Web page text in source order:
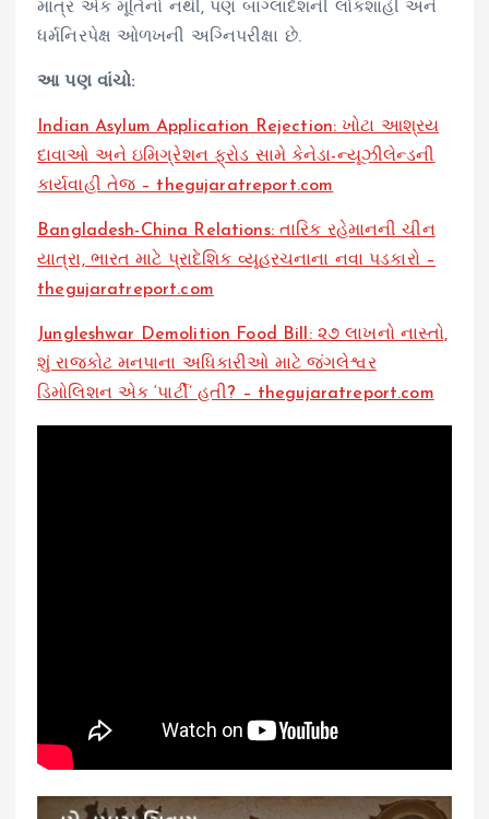
માત્ર એક મૂર્તિનો નથી, પણ બાંગ્લાદેશની લોકશાહી અને
ધર્મનિરપેક્ષ ઓળખની અગ્નિપરીક્ષા છે.
આ પણ વાંચો:
Indian Asylum Application Rejection: ખોટા આશ્રય
દાવાઓ અને ઇમિગ્રેશન ફ્રોડ સામે કેનેડા-ન્યૂઝીલેન્ડની
કાર્યવાહી તેજ – thegujaratreport.com
Bangladesh-China Relations: તારિક રહેમાનની ચીન
યાત્રા, ભારત માટે પ્રાદેશિક વ્યૂહરચનાના નવા પડકારો –
thegujaratreport.com
Jungleshwar Demolition Food Bill: ૨૭ લાખનો નાસ્તો,
શું રાજકોટ મનપાના અધિકારીઓ માટે જંગલેશ્વર
ડિમોલિશન એક ‘પાર્ટી’ હતી? – thegujaratreport.com